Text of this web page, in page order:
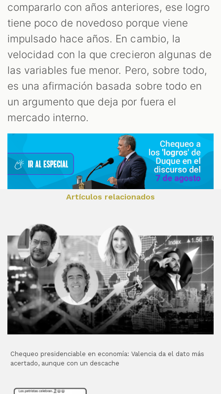
compararlo con años anteriores, ese logro
tiene poco de novedoso porque viene
impulsado hace años. En cambio, la
velocidad con la que crecieron algunas de
las variables fue menor. Pero, sobre todo,
es una afirmación basada sobre todo en
un argumento que deja por fuera el
mercado interno.
Artículos relacionados
Chequeo presidenciable en economía: Valencia da el dato más
acertado, aunque con un descache